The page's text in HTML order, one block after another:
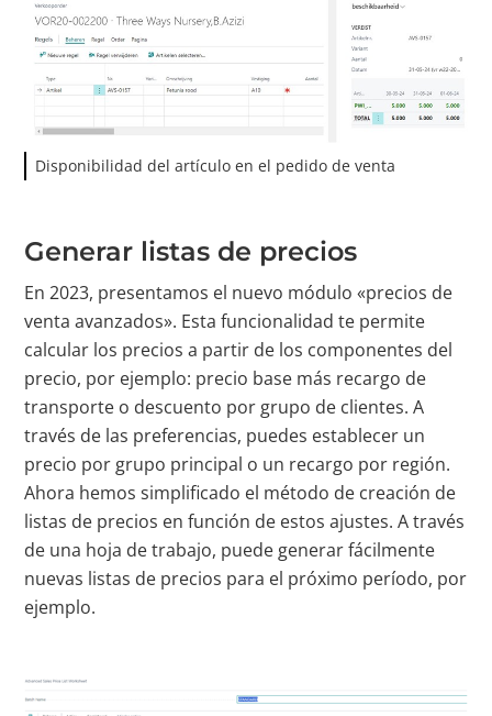
Disponibilidad del artículo en el pedido de venta
Generar listas de precios
En 2023, presentamos el nuevo módulo «precios de
venta avanzados». Esta funcionalidad te permite
calcular los precios a partir de los componentes del
precio, por ejemplo: precio base más recargo de
transporte o descuento por grupo de clientes. A
través de las preferencias, puedes establecer un
precio por grupo principal o un recargo por región.
Ahora hemos simplificado el método de creación de
listas de precios en función de estos ajustes. A través
de una hoja de trabajo, puede generar fácilmente
nuevas listas de precios para el próximo período, por
ejemplo.